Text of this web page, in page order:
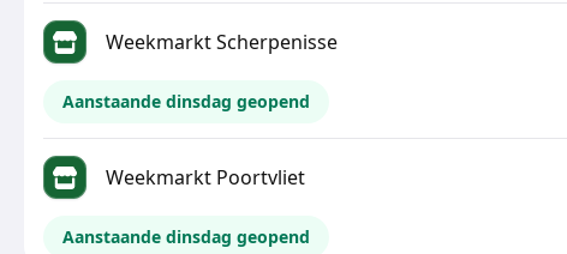
Weekmarkt Scherpenisse
Aanstaande dinsdag geopend
Weekmarkt Poortvliet
Aanstaande dinsdag geopend